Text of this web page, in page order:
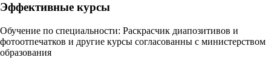
Эффективные курсы
Обучение по специальности: Раскрасчик диапозитивов и
фотоотпечатков и другие курсы согласованны с министерством
образования